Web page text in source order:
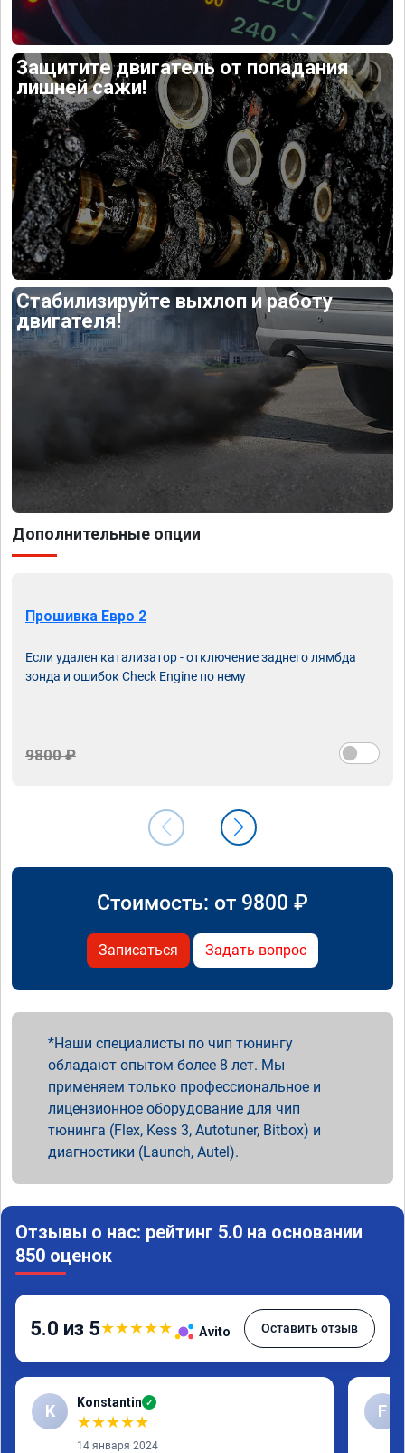
Защитите двигатель от попадания
лишней сажи!
Стабилизируйте выхлоп и работу
двигателя!
Дополнительные опции
Прошивка Евро 2
Если удален катализатор - отключение заднего лямбда
зонда и ошибок Check Engine по нему
9800 ₽
Стоимость: от 9800 ₽
Записаться Задать вопрос
Наши специалисты по чип тюнингу
обладают опытом более 8 лет. Мы
применяем только профессиональное и
лицензионное оборудование для чип
тюнинга (Flex, Kess 3, Autotuner, Bitbox) и
диагностики (Launch, Autel).
Отзывы о нас: рейтинг 5.0 на основании
850 оценок
5.0 из 5★★★★★ Avito Оставить отзыв
K Konstantin ✓
★★★★★
14 января 2024
F